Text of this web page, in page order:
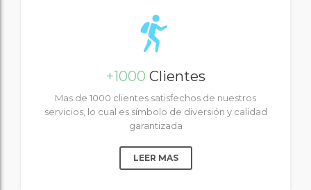
+1000 Clientes
Mas de 1000 clientes satisfechos de nuestros
servicios, lo cual es símbolo de diversión y calidad
garantizada
LEER MAS